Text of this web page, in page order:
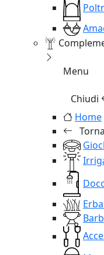
Menu
Chiudi
Home